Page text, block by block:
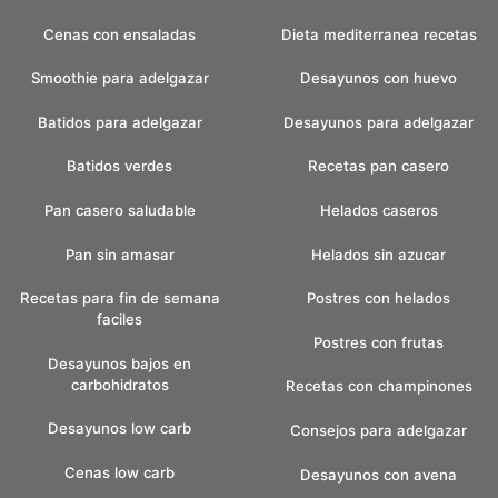
Cenas con ensaladas
Smoothie para adelgazar
Batidos para adelgazar
Batidos verdes
Dieta mediterranea recetas
Desayunos con huevo
Desayunos para adelgazar
Recetas pan casero
Pan casero saludable
Pan sin amasar
Recetas para fin de semana
faciles
Desayunos bajos en
carbohidratos
Desayunos low carb
Cenas low carb
Helados caseros
Helados sin azucar
Postres con helados
Postres con frutas
Recetas con champinones
Consejos para adelgazar
Desayunos con avena